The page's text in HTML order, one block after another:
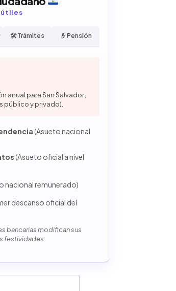
útiles
🛠️ Trámites 👴 Pensión
anual para San Salvador;
público y privado).
(Asueto nacional
(Asueto oficial a nivel
nacional remunerado)
descanso oficial del
bancarias modifican sus
festividades.